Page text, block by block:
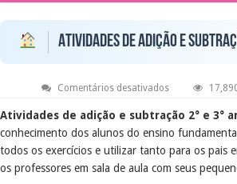
Atividades de adição e
Comentários desativadosem
de
adição
e
2°
e
Atividades de adição e subtração 2° e 3°
conhecimento dos alunos do ensino
todos os exercícios e utilizar tanto para os pais
os professores em sala de aula com seus